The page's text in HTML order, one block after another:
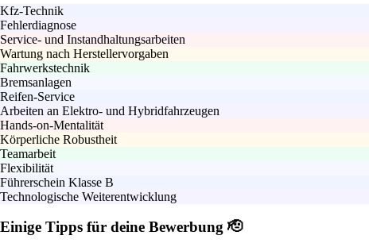
Kfz-Technik
Fehlerdiagnose
Service- und Instandhaltungsarbeiten
Wartung nach Herstellervorgaben
Fahrwerkstechnik
Bremsanlagen
Reifen-Service
Arbeiten an Elektro- und Hybridfahrzeugen
Hands-on-Mentalität
Körperliche Robustheit
Teamarbeit
Flexibilität
Führerschein Klasse B
Technologische Weiterentwicklung
Einige Tipps für deine Bewerbung 🫡